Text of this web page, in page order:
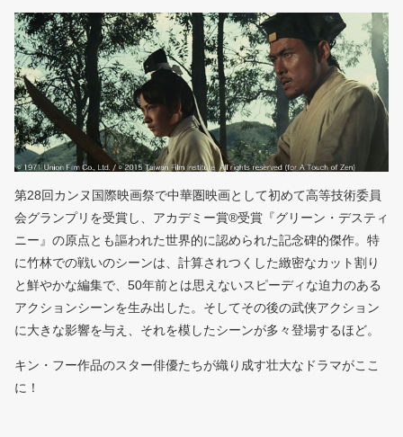
第28回カンヌ国際映画祭で中華圏映画として初めて高等技術委員
会グランプリを受賞し、アカデミー賞®受賞『グリーン・デスティ
ニー』の原点とも謳われた世界的に認められた記念碑的傑作。特
に竹林での戦いのシーンは、計算されつくした緻密なカット割り
と鮮やかな編集で、50年前とは思えないスピーディな迫力のある
アクションシーンを生み出した。そしてその後の武侠アクション
に大きな影響を与え、それを模したシーンが多々登場するほど。
キン・フー作品のスター俳優たちが織り成す壮大なドラマがここ
に！